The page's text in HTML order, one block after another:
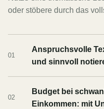
oder stöbere durch das
01
Anspruchsvolle
und sinnvoll
02
Budget bei
Einkommen: mit